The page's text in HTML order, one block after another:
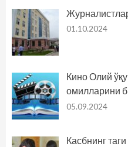
01.10.2024
Кино Олий
омилларини
05.09.2024
Касбнинг